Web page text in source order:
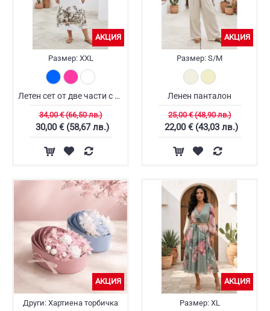
АКЦИЯ
Размер:XXL
Летен сет от две части с рокля
34,00 € (66,50 лв.)
30,00 € (58,67 лв.)
АКЦИЯ
Размер: S/M
Ленен панталон
25,00 € (48,90 лв.)
22,00 € (43,03 лв.)
АКЦИЯ
Други: Хартиена торбичка
АКЦИЯ
Размер:XL